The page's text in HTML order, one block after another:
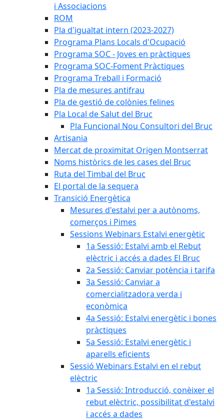
i Associacions
ROM
Pla d'igualtat intern (2023-2027)
Programa Plans Locals d'Ocupació
Programa SOC - Joves en pràctiques
Programa SOC-Foment Pràctiques
Programa Treball i Formació
Pla de mesures antifrau
Pla de gestió de colònies felines
Pla Local de Salut del Bruc
Pla Funcional Nou Consultori del Bruc
Artisania
Mercat de proximitat Origen Montserrat
Noms històrics de les cases del Bruc
Ruta del Timbal del Bruc
El portal de la sequera
Transició Energètica
Mesures d'estalvi per a autònoms,
comerços i Pimes
Sessions Webinars Estalvi energètic
1a Sessió: Estalvi amb el Rebut
elèctric i accés a dades El Bruc
2a Sessió: Canviar potència i tarifa
3a Sessió: Canviar a
comercialitzadora verda i
econòmica
4a Sessió: Estalvi energètic i bones
pràctiques
5a Sessió: Estalvi energètic i
aparells eficients
Sessió Webinars Estalvi en el rebut
elèctric
1a Sessió: Introducció, conèixer el
rebut elèctric, possibilitat d'estalvi
i accés a dades